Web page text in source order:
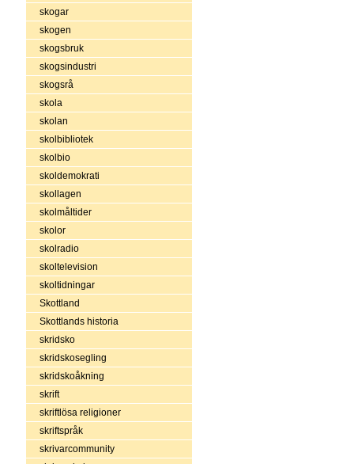
skogar
skogen
skogsbruk
skogsindustri
skogsrå
skola
skolan
skolbibliotek
skolbio
skoldemokrati
skollagen
skolmåltider
skolor
skolradio
skoltelevision
skoltidningar
Skottland
Skottlands historia
skridsko
skridskosegling
skridskoåkning
skrift
skriftlösa religioner
skriftspråk
skrivarcommunity